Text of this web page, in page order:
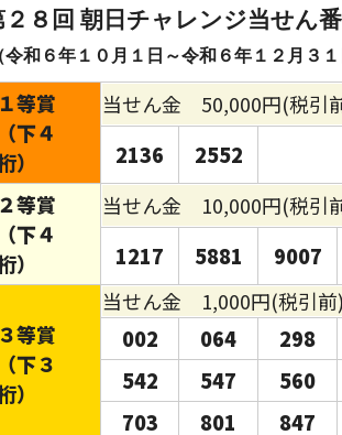
２８回 朝日チャレンジ当せん
（令和６年１０月１日～令和６年１２月３
１等賞
（下４
）
当せん金 50,000円(税引
2136
2552
２等賞
（下４
）
当せん金 10,000円(税引
1217
5881 9007
３等賞
（下３
）
当せん金 1,000円(税引前)
002
064 298
542
547 560
703
801 847